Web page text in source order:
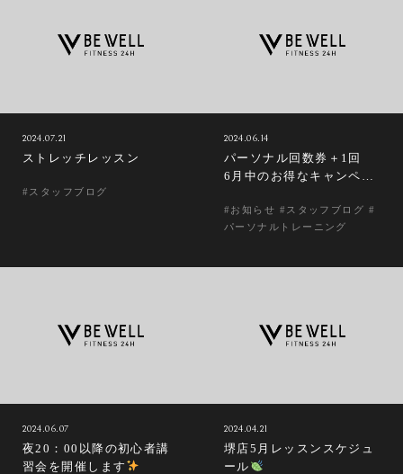
2024.07.21
ストレッチレッスン
#スタッフブログ
2024.06.14
パーソナル回数券＋1回
6月中のお得なキャンペー
#お知らせ #スタッフブログ #
パーソナルトレーニング
2024.06.07
夜20：00以降の初心者講
習会を開催します
2024.04.21
堺店5月レッスンスケジュ
ール